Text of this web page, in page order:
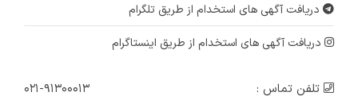
دریافت آگهی های استخدام از طریق تلگرام
دریافت آگهی های استخدام از طریق اینستاگرام
تلفن تماس : ۰۲۱-۹۱۳۰۰۰۱۳